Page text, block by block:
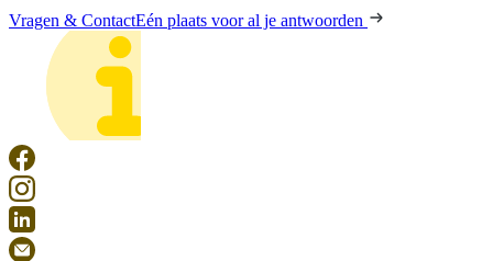
Vragen & ContactEén plaats voor al je antwoorden